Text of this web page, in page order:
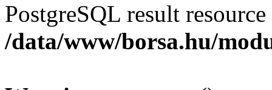
PostgreSQL result
/data/www/borsa.hu/